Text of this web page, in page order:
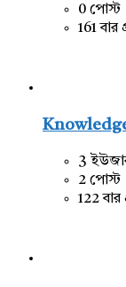
0 পোস্ট
161 বার
3
2 পোস্ট
122 বার